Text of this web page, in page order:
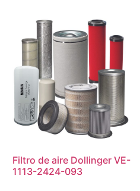
Filtro de aire Dollinger VE-
1113-2424-093